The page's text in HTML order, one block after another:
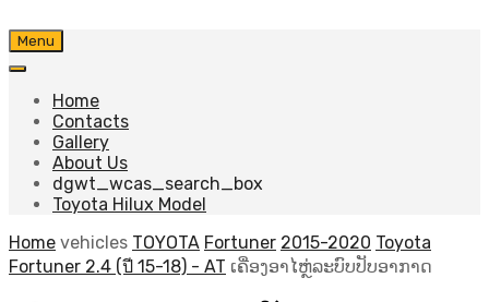
Skip
to
Menu
Home
Contacts
Gallery
About Us
dgwt_wcas_search_box
Toyota Hilux Model
Home vehicles TOYOTA Fortuner 2015-2020 Toyota
Fortuner 2.4 (ปี 15-18) - AT ເຄື່ອງອາໄຫຼ່ລະບົບປັບອາກາດ